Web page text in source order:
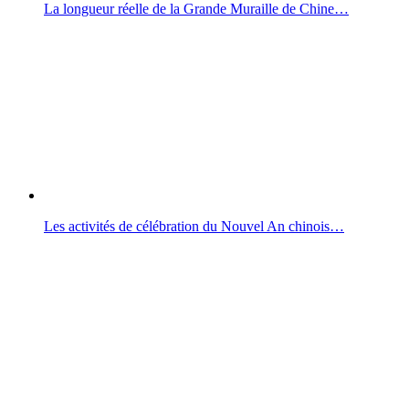
La longueur réelle de la Grande Muraille de Chine…
Les activités de célébration du Nouvel An chinois…